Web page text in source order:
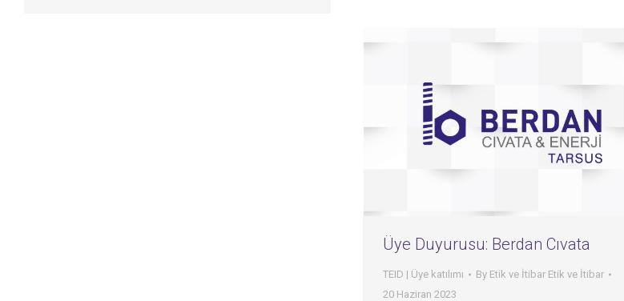
Üye Duyurusu: Berdan Cıvata
TEID | Üye katılımı By Etik ve İtibar Etik ve İtibar
20 Haziran 2023